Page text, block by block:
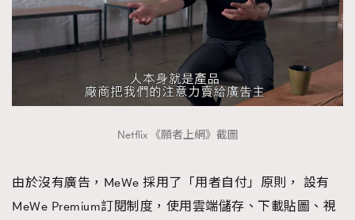
Netflix 《願者上網》截圖
由於沒有廣告，MeWe 採用了「用者自付」原則， 設有
MeWe Premium訂閱制度，使用雲端儲存、下載貼圖、視